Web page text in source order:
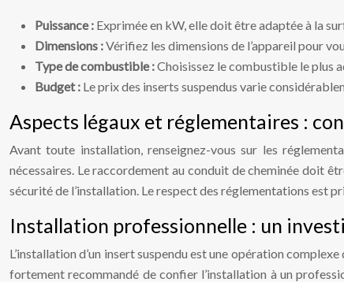
Puissance : Exprimée en kW, elle doit être adaptée à la
Dimensions :Vérifiez les dimensions de l’appareil pour
Type de combustible :Choisissez le combustible le plus
Budget : Le prix des inserts suspendus varie
Aspects légaux et réglementaires :
Avant toute installation, renseignez-vous sur les
nécessaires. Le raccordement au conduit de cheminée doit
sécurité de l’installation. Le respect des réglementations est
Installation professionnelle : un
L’installation d’un insert suspendu est une opération
fortement recommandé de confier l’installation à un